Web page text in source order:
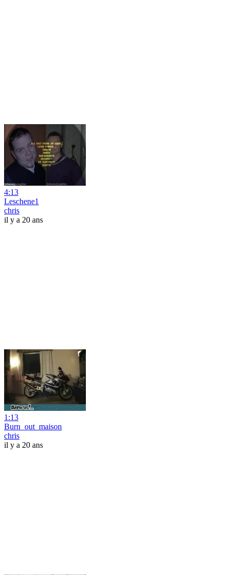
4:13
Leschene1
chris
il y a 20 ans
1:13
Burn_out_maison
chris
il y a 20 ans